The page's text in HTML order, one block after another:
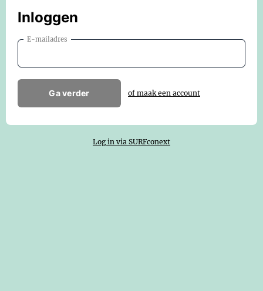
Inloggen
E-mailadres
Ga verder of maak een account
Log in via SURFconext